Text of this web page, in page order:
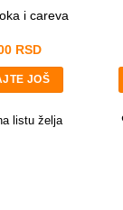
i careva
RSD
JOŠ
listu želja